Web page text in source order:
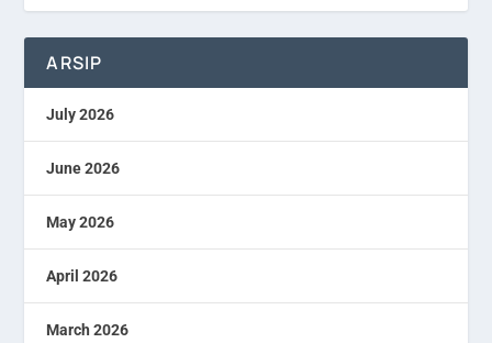
ARSIP
July 2026
June 2026
May 2026
April 2026
March 2026